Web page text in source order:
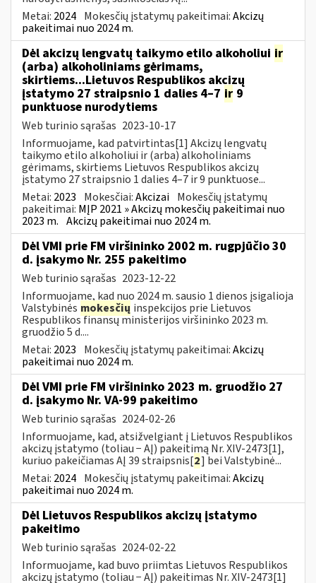
Metai: 2024 Mokesčių įstatymų pakeitimai:Akcizų
pakeitimai nuo 2024 m.
Dėl akcizų lengvatų taikymo etilo alkoholiui ir
(arba) alkoholiniams gėrimams,
skirtiems...Lietuvos Respublikos akcizų
įstatymo 27 straipsnio 1 dalies 4–7 ir 9
punktuose nurodytiems
Web turinio sąrašas 2023-10-17
Informuojame, kad patvirtintas[1] Akcizų lengvatų
taikymo etilo alkoholiui ir (arba) alkoholiniams
gėrimams, skirtiems Lietuvos Respublikos akcizų
įstatymo 27 straipsnio 1 dalies 4–7 ir 9 punktuose...
Metai: 2023 Mokesčiai:Akcizai Mokesčių įstatymų
pakeitimai: MĮP 2021 » Akcizų mokesčių pakeitimai nuo
2023 m. Akcizų pakeitimai nuo 2024 m.
Dėl VMI prie FM viršininko 2002 m. rugpjūčio 30
d. įsakymo Nr. 255 pakeitimo
Web turinio sąrašas 2023-12-22
Informuojame, kad nuo 2024 m. sausio 1 dienos įsigalioja
Valstybinės mokesčių inspekcijos prie Lietuvos
Respublikos finansų ministerijos viršininko 2023 m.
gruodžio 5 d....
Metai: 2023 Mokesčių įstatymų pakeitimai:Akcizų
pakeitimai nuo 2024 m.
Dėl VMI prie FM viršininko 2023 m. gruodžio 27
d. įsakymo Nr. VA-99 pakeitimo
Web turinio sąrašas 2024-02-26
Informuojame, kad, atsižvelgiant į Lietuvos Respublikos
akcizų įstatymo (toliau − AĮ) pakeitimą Nr. XIV-2473[1],
kuriuo pakeičiamas AĮ 39 straipsnis[2] bei Valstybinė...
Metai: 2024 Mokesčių įstatymų pakeitimai:Akcizų
pakeitimai nuo 2024 m.
Dėl Lietuvos Respublikos akcizų įstatymo
pakeitimo
Web turinio sąrašas 2024-02-22
Informuojame, kad buvo priimtas Lietuvos Respublikos
akcizų įstatymo (toliau − AĮ) pakeitimas Nr. XIV-2473[1]